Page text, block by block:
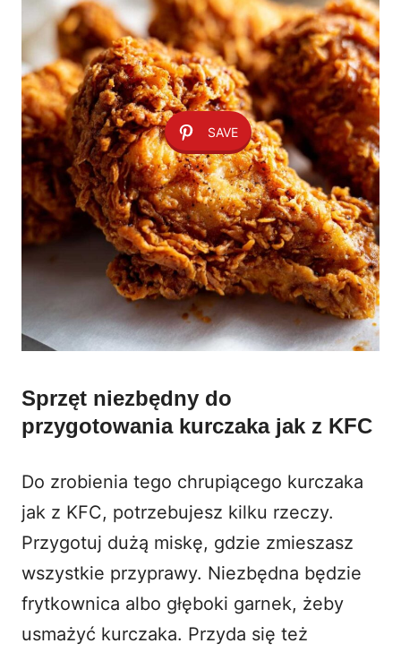
SAVE
Sprzęt niezbędny do
przygotowania kurczaka jak z KFC
Do zrobienia tego chrupiącego kurczaka
jak z KFC, potrzebujesz kilku rzeczy.
Przygotuj dużą miskę, gdzie zmieszasz
wszystkie przyprawy. Niezbędna będzie
frytkownica albo głęboki garnek, żeby
usmażyć kurczaka. Przyda się też